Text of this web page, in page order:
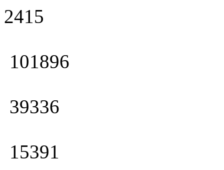
2415
101896
39336
15391